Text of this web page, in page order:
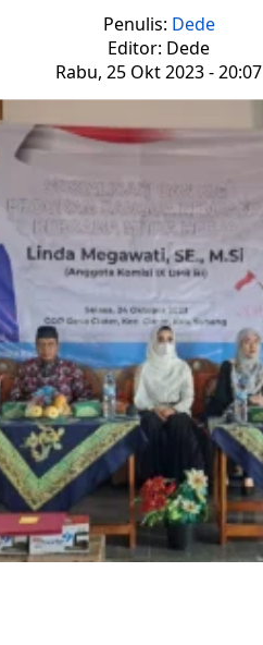
Penulis: Dede
Editor: Dede
Rabu, 25 Okt 2023 - 20:07